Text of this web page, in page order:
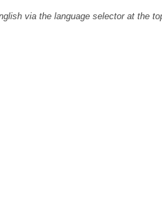
via the language selector at the